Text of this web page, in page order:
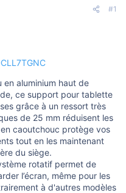
#1
en aluminium haut de
ce support pour tablette
grâce à un ressort très
de 25 mm réduisent les
caoutchouc protège vos
tout en les maintenant
du siège.
rotatif permet de
l’écran, même pour les
à d'autres modèles